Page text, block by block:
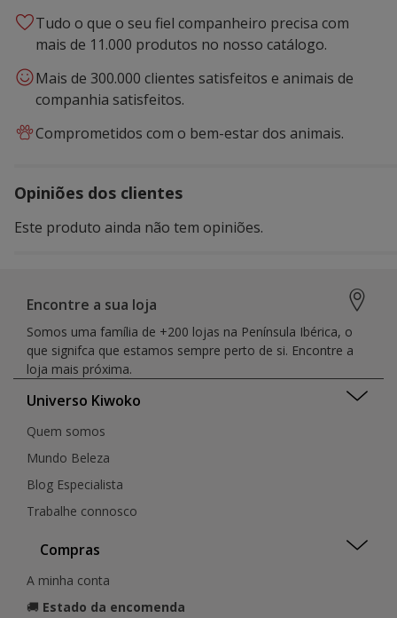
Tudo o que o seu fiel companheiro precisa com
mais de 11.000 produtos no nosso catálogo.
Mais de 300.000 clientes satisfeitos e animais de
companhia satisfeitos.
Comprometidos com o bem-estar dos animais.
Opiniões dos clientes
Este produto ainda não tem opiniões.
Encontre a sua loja
Somos uma família de +200 lojas na Península Ibérica, o
que signifca que estamos sempre perto de si. Encontre a
loja mais próxima.
Universo Kiwoko
Quem somos
Mundo Beleza
Blog Especialista
Trabalhe connosco
Compras
A minha conta
🚚 Estado da encomenda